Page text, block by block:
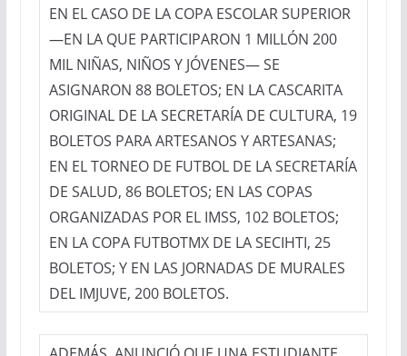
EN EL CASO DE LA COPA ESCOLAR SUPERIOR
—EN LA QUE PARTICIPARON 1 MILLÓN 200
MIL NIÑAS, NIÑOS Y JÓVENES— SE
ASIGNARON 88 BOLETOS; EN LA CASCARITA
ORIGINAL DE LA SECRETARÍA DE CULTURA, 19
BOLETOS PARA ARTESANOS Y ARTESANAS;
EN EL TORNEO DE FUTBOL DE LA SECRETARÍA
DE SALUD, 86 BOLETOS; EN LAS COPAS
ORGANIZADAS POR EL IMSS, 102 BOLETOS;
EN LA COPA FUTBOTMX DE LA SECIHTI, 25
BOLETOS; Y EN LAS JORNADAS DE MURALES
DEL IMJUVE, 200 BOLETOS.